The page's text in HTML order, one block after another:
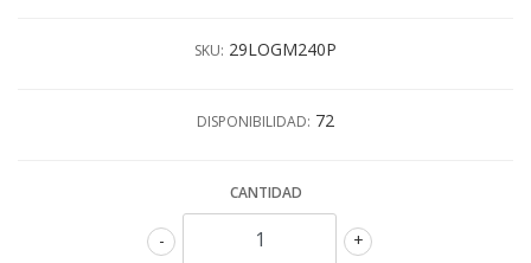
SKU: 29LOGM240P
DISPONIBILIDAD: 72
CANTIDAD
+
-